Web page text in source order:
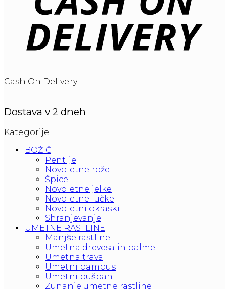
Cash On Delivery
Dostava v 2 dneh
Kategorije
BOŽIČ
Pentlje
Novoletne rože
Špice
Novoletne jelke
Novoletne lučke
Novoletni okraski
Shranjevanje
UMETNE RASTLINE
Manjše rastline
Umetna drevesa in palme
Umetna trava
Umetni bambus
Umetni pušpani
Zunanje umetne rastline